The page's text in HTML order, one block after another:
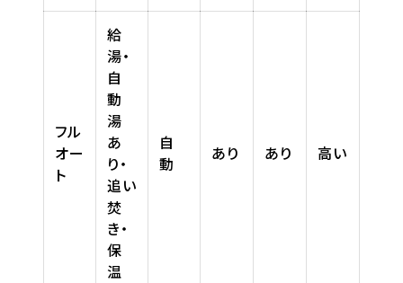
フル
オー
ト
給
湯・
自
動
湯
あ
り・
追い
焚
き・
保
温
自
動
あり あり 高い